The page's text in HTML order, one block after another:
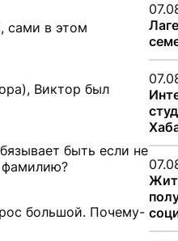
сами в этом
Виктор был
быть если не
фамилию?
большой. Почему-